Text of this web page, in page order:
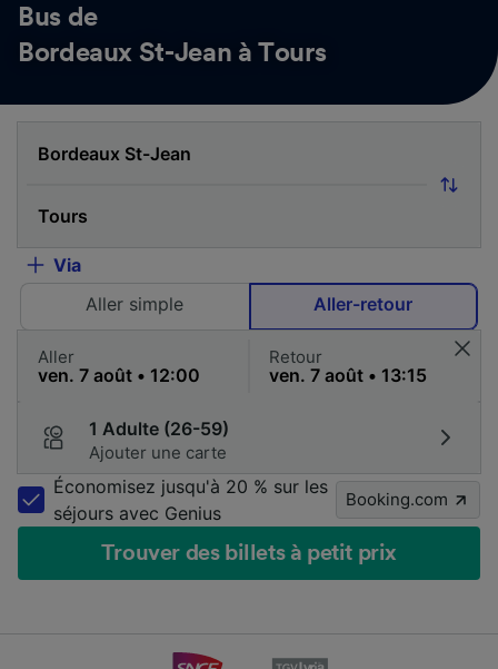
Bus de
Bordeaux St-Jean à Tours
Via
Aller simple
Aller-retour
Aller Retour
1 Adulte (26-59)
Ajouter une carte
Économisez jusqu'à 20 % sur les
séjours avec Genius
Booking.com
Trouver des billets à petit prix